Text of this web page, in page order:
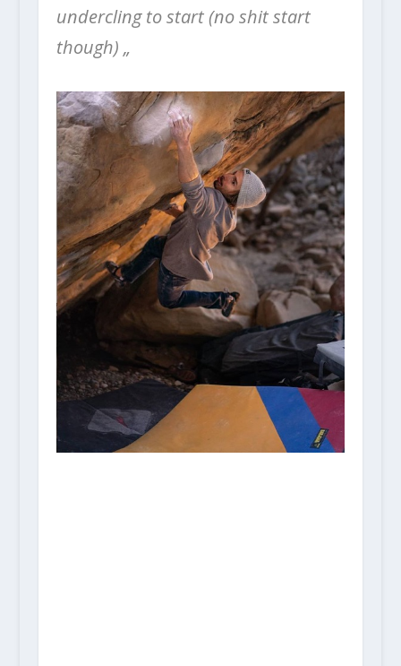
undercling to start (no shit start
though) „